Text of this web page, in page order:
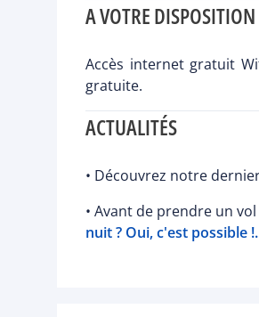
A VOTRE DISPOSITION
Accès internet gratuit
gratuite.
ACTUALITÉS
• Découvrez notre
• Avant de prendre un
nuit ? Oui, c'est possible